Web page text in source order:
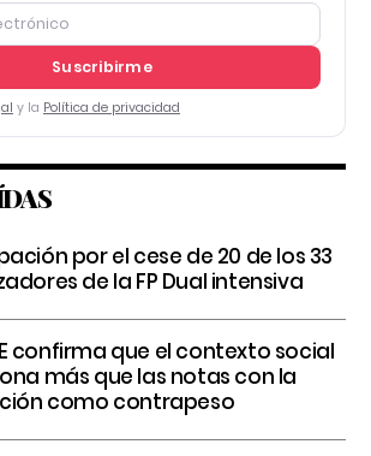
Suscribirme
y la Política de privacidad
por el cese de 20 de los 33
de la FP Dual intensiva
confirma que el contexto social
más que las notas con la
como contrapeso